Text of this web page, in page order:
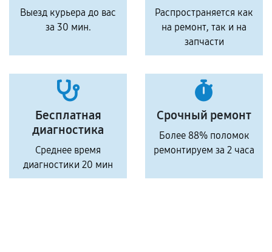
Выезд курьера до вас
за 30 мин.
Распространяется как
на ремонт, так и на
запчасти
Бесплатная
диагностика
Среднее время
диагностики 20 мин
Срочный ремонт
Более 88% поломок
ремонтируем за 2 часа